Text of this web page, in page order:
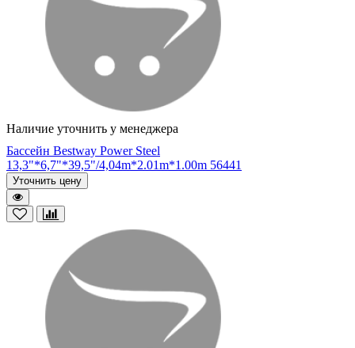
Наличие уточнить у менеджера
Бассейн Bestway Power Steel
13,3"*6,7"*39,5"/4,04m*2.01m*1.00m 56441
Уточнить цену